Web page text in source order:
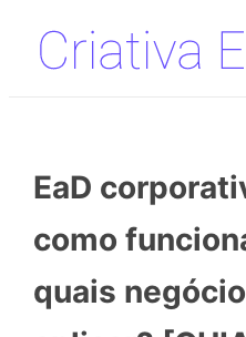
Pular
para
EaD
como
quais